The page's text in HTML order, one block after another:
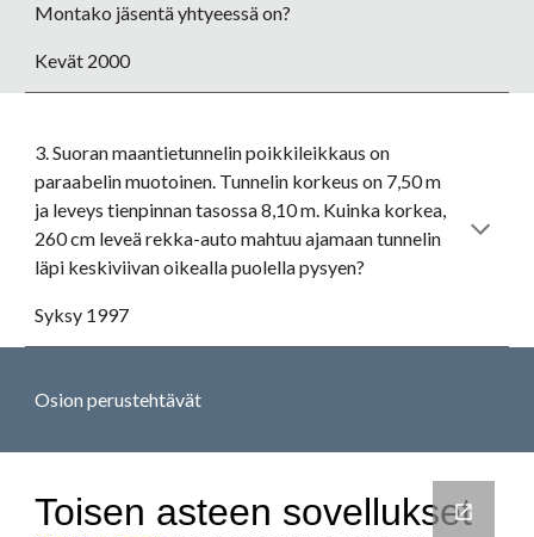
Montako jäsentä yhtyeessä on?
Kevät 2000
3. Suoran maantietunnelin poikkileikkaus on
paraabelin muotoinen. Tunnelin korkeus on 7,50 m
ja leveys tienpinnan tasossa 8,10 m. Kuinka korkea,
260 cm leveä rekka-auto mahtuu ajamaan tunnelin
läpi keskiviivan oikealla puolella pysyen?
Syksy 1997
Osion perustehtävät